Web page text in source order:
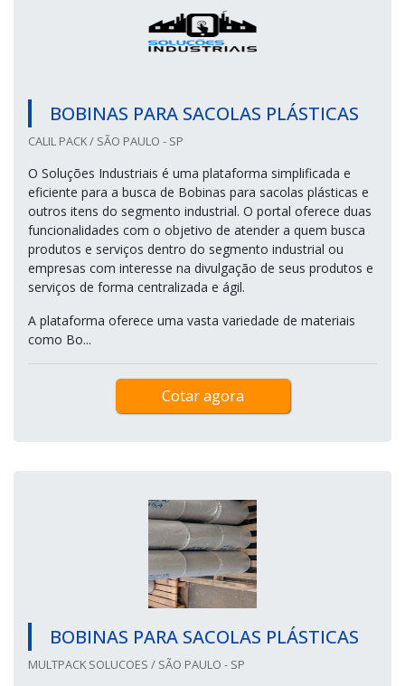
BOBINAS PARA SACOLAS PLÁSTICAS
CALIL PACK / SÃO PAULO - SP
O Soluções Industriais é uma plataforma simplificada e
eficiente para a busca de Bobinas para sacolas plásticas e
outros itens do segmento industrial. O portal oferece duas
funcionalidades com o objetivo de atender a quem busca
produtos e serviços dentro do segmento industrial ou
empresas com interesse na divulgação de seus produtos e
serviços de forma centralizada e ágil.
A plataforma oferece uma vasta variedade de materiais
como Bo...
Cotar agora
BOBINAS PARA SACOLAS PLÁSTICAS
MULTPACK SOLUCOES / SÃO PAULO - SP